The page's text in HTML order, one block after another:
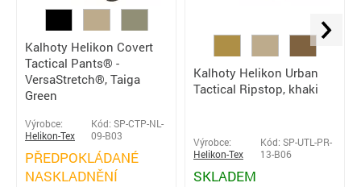
Kalhoty Helikon Covert
Tactical Pants® -
VersaStretch®, Taiga
Green
Výrobce:
Helikon-Tex
Kód: SP-CTP-NL-
09-B03
PŘEDPOKLÁDANÉ
NASKLADNĚNÍ
Kalhoty Helikon Urban
Tactical Ripstop, khaki
Výrobce:
Helikon-Tex
Kód: SP-UTL-PR-
13-B06
SKLADEM